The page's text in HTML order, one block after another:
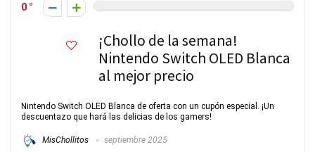
0
¡Chollo de la semana!
Nintendo Switch OLED Blanca
al mejor precio
Nintendo Switch OLED Blanca de oferta con un cupón especial. ¡Un
descuentazo que hará las delicias de los gamers!
MisChollitos septiembre 2025